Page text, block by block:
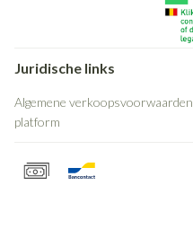
Juridische links
Algemene verkoopsvoorwaarden
platform